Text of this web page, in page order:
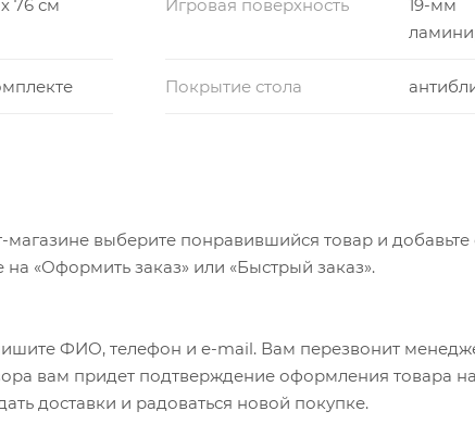
х 76 см Игровая поверхность
19-мм
Покрытие стола
выберите понравившийся товар и добавьте
«Оформить заказ» или «Быстрый заказ».
ФИО, телефон и e-mail. Вам перезвонит
вам придет подтверждение оформления товара
доставки и радоваться новой покупке.